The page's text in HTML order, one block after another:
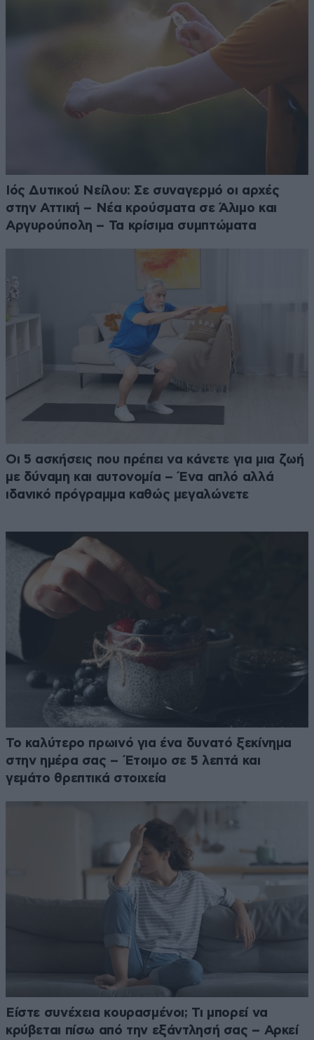
Ιός Δυτικού Νείλου: Σε συναγερμό οι αρχές
στην Αττική – Νέα κρούσματα σε Άλιμο και
Αργυρούπολη – Τα κρίσιμα συμπτώματα
Οι 5 ασκήσεις που πρέπει να κάνετε για μια ζωή
με δύναμη και αυτονομία – Ένα απλό αλλά
ιδανικό πρόγραμμα καθώς μεγαλώνετε
Το καλύτερο πρωινό για ένα δυνατό ξεκίνημα
στην ημέρα σας – Έτοιμο σε 5 λεπτά και
γεμάτο θρεπτικά στοιχεία
Είστε συνέχεια κουρασμένοι; Τι μπορεί να
κρύβεται πίσω από την εξάντλησή σας – Αρκεί